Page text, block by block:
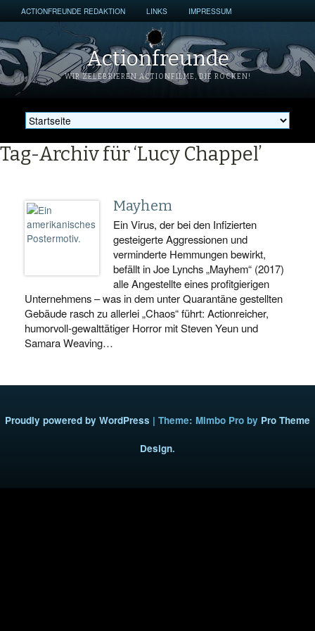
ACTIONFREUNDE REDAKTION LINKS IMPRESSUM
Actionfreunde
WIR ZELEBRIEREN ACTIONFILME, DIE ROCKEN!
Tag-Archiv für ‘Lucy Chappel’
Mayhem
Ein Virus, der bei den Infizierten
gesteigerte Aggressionen und
verminderte Hemmungen bewirkt,
befällt in Joe Lynchs „Mayhem“ (2017)
alle Angestellte eines profitgierigen
Unternehmens – was in dem unter Quarantäne gestellten
Gebäude rasch zu allerlei „Chaos“ führt: Actionreicher,
humorvoll-gewalttätiger Horror mit Steven Yeun und
Samara Weaving…
Proudly powered by WordPress | Theme: Mimbo Pro by Pro Theme
Design.